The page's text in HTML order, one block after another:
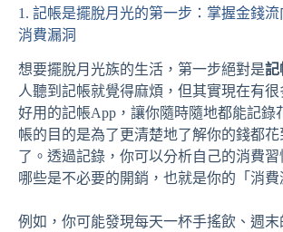
1. 記帳是擺脫月光的第一步：掌握金錢流
消費漏洞
想要擺脫月光族的生活，第一步絕對是記
人聽到記帳就覺得麻煩，但其實現在有很
好用的記帳App，讓你隨時隨地都能記錄
帳的目的是為了更清楚地了解你的錢都
了。透過記錄，你可以分析自己的消費習
哪些是不必要的開銷，也就是你的「消費
例如，你可能發現每天一杯手搖飲、週末